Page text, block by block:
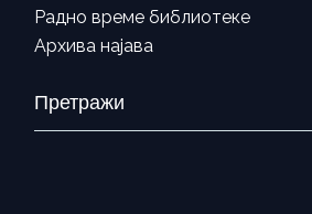
Радно време библиотеке
Архива најава